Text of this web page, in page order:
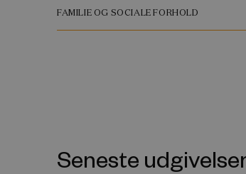
FAMILIE OG SOCIALE FORHOLD
Seneste